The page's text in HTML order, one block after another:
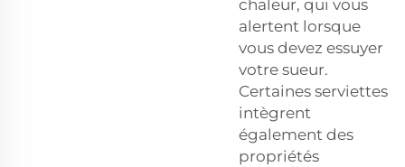
chaleur, qui vous
alertent lorsque
vous devez essuyer
votre sueur.
Certaines serviettes
intègrent
également des
propriétés